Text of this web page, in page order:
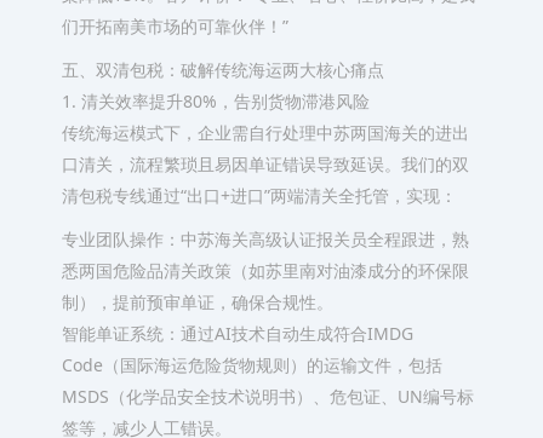
们开拓南美市场的可靠伙伴！”
五、双清包税：破解传统海运两大核心痛点
1. 清关效率提升80%，告别货物滞港风险
传统海运模式下，企业需自行处理中苏两国海关的进出
口清关，流程繁琐且易因单证错误导致延误。我们的双
清包税专线通过“出口+进口”两端清关全托管，实现：
专业团队操作：中苏海关高级认证报关员全程跟进，熟
悉两国危险品清关政策（如苏里南对油漆成分的环保限
制），提前预审单证，确保合规性。
智能单证系统：通过AI技术自动生成符合IMDG
Code（国际海运危险货物规则）的运输文件，包括
MSDS（化学品安全技术说明书）、危包证、UN编号标
签等，减少人工错误。